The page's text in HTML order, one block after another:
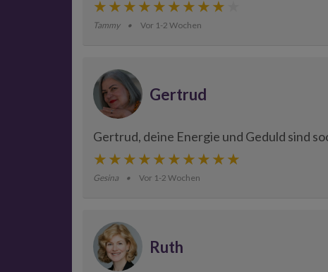
Tammy Vor 1-2 Wochen
Gertrud
Gertrud, deine Energie und Geduld sind
Gesina Vor 1-2 Wochen
Ruth